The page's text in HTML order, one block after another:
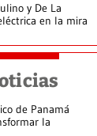
y De La
en la mira
de Panamá
la